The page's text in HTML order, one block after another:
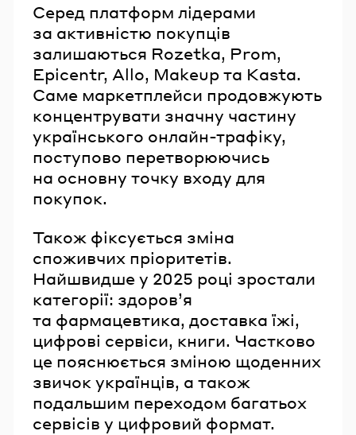
Серед платформ лідерами
за активністю покупців
залишаються Rozetka, Prom,
Epicentr, Allo, Makeup та Kasta.
Саме маркетплейси продовжують
концентрувати значну частину
українського онлайн-трафіку,
поступово перетворюючись
на основну точку входу для
покупок.
Також фіксується зміна
споживчих пріоритетів.
Найшвидше у 2025 році зростали
категорії: здоров’я
та фармацевтика, доставка їжі,
цифрові сервіси, книги. Частково
це пояснюється зміною щоденних
звичок українців, а також
подальшим переходом багатьох
сервісів у цифровий формат.